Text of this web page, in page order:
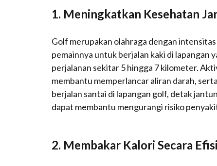
1. Meningkatkan Kesehatan
Golf merupakan olahraga dengan
pemainnya untuk berjalan kaki di lapangan
perjalanan sekitar 5 hingga 7 kilometer.
membantu memperlancar aliran darah,
berjalan santai di lapangan golf, detak
dapat membantu mengurangi risiko
2. Membakar Kalori Secara